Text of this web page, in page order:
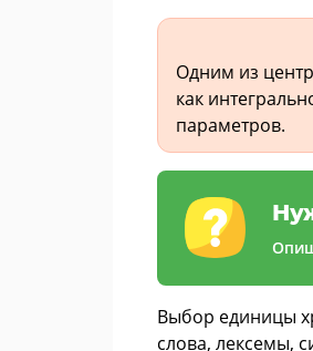
Одним из
как
параметров.
Выбор единицы
слова, лексемы,